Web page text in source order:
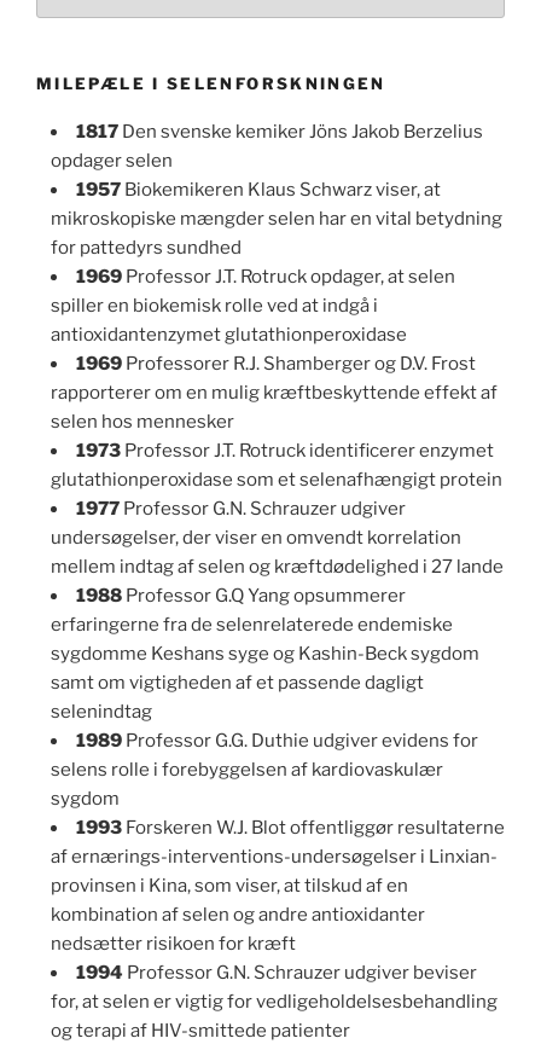
MILEPÆLE I SELENFORSKNINGEN
1817 Den svenske kemiker Jöns Jakob Berzelius
opdager selen
1957 Biokemikeren Klaus Schwarz viser, at
mikroskopiske mængder selen har en vital betydning
for pattedyrs sundhed
1969 Professor J.T. Rotruck opdager, at selen
spiller en biokemisk rolle ved at indgå i
antioxidantenzymet glutathionperoxidase
1969 Professorer R.J. Shamberger og D.V. Frost
rapporterer om en mulig kræftbeskyttende effekt af
selen hos mennesker
1973 Professor J.T. Rotruck identificerer enzymet
glutathionperoxidase som et selenafhængigt protein
1977 Professor G.N. Schrauzer udgiver
undersøgelser, der viser en omvendt korrelation
mellem indtag af selen og kræftdødelighed i 27 lande
1988 Professor G.Q Yang opsummerer
erfaringerne fra de selenrelaterede endemiske
sygdomme Keshans syge og Kashin-Beck sygdom
samt om vigtigheden af et passende dagligt
selenindtag
1989 Professor G.G. Duthie udgiver evidens for
selens rolle i forebyggelsen af kardiovaskulær
sygdom
1993 Forskeren W.J. Blot offentliggør resultaterne
af ernærings-interventions-undersøgelser i Linxian-
provinsen i Kina, som viser, at tilskud af en
kombination af selen og andre antioxidanter
nedsætter risikoen for kræft
1994 Professor G.N. Schrauzer udgiver beviser
for, at selen er vigtig for vedligeholdelsesbehandling
og terapi af HIV-smittede patienter